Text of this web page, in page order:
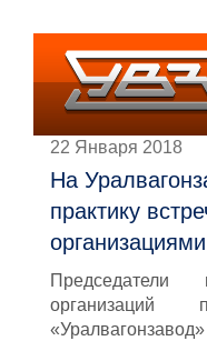
22 Января 2018
На
практику
Председатели
организаций